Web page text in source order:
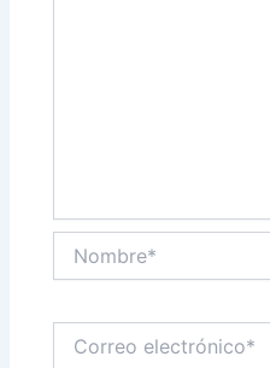
electrónico*